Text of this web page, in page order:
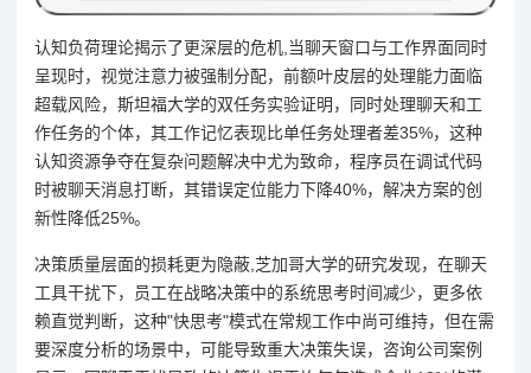
认知负荷理论揭示了更深层的危机,当聊天窗口与工作界面同时
呈现时，视觉注意力被强制分配，前额叶皮层的处理能力面临
超载风险，斯坦福大学的双任务实验证明，同时处理聊天和工
作任务的个体，其工作记忆表现比单任务处理者差35%，这种
认知资源争夺在复杂问题解决中尤为致命，程序员在调试代码
时被聊天消息打断，其错误定位能力下降40%，解决方案的创
新性降低25%。
决策质量层面的损耗更为隐蔽,芝加哥大学的研究发现，在聊天
工具干扰下，员工在战略决策中的系统思考时间减少，更多依
赖直觉判断，这种"快思考"模式在常规工作中尚可维持，但在需
要深度分析的场景中，可能导致重大决策失误，咨询公司案例